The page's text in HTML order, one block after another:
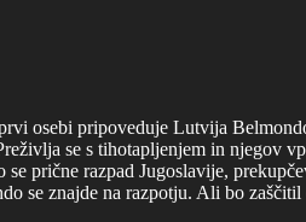
osebi pripoveduje Lutvija
se s tihotapljenjem in njegov
prične razpad Jugoslavije,
se znajde na razpotju. Ali bo